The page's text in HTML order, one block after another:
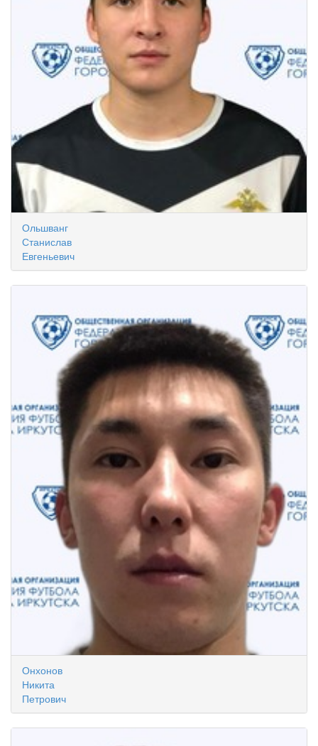
Ольшванг
Станислав
Евгеньевич
Онхонов
Никита
Петрович